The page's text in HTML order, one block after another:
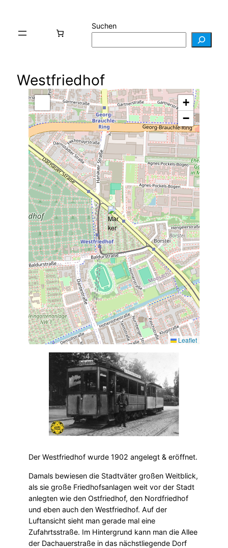
Suchen
Westfriedhof
+
−
Leaflet
Der Westfriedhof wurde 1902 angelegt & eröffnet.
Damals bewiesen die Stadtväter großen Weitblick,
als sie große Friedhofsanlagen weit vor der Stadt
anlegten wie den Ostfriedhof, den Nordfriedhof
und eben auch den Westfriedhof. Auf der
Luftansicht sieht man gerade mal eine
Zufahrtsstraße. Im Hintergrund kann man die Allee
der Dachauerstraße in das nächstliegende Dorf